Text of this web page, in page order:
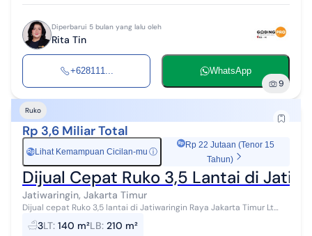
Diperbarui 5 bulan yang lalu oleh
Rita Tin
+628111... WhatsApp
9
Ruko
Rp 3,6 Miliar Total
Rp Lihat Kemampuan Cicilan-mu ⓘ
Rp 22 Jutaan (Tenor 15
Tahun)
Dijual Cepat Ruko 3,5 Lantai di
Jatiwaringin, Jakarta Timur
Dijual cepat Ruko 3,5 lantai di Jatiwaringin Raya Jakarta Timur Lt
140m Lb 210m 12 x 5m ukuran bangunan per lantai 3,5 lantai Km 3
Parkir muat 6 ...
3LT: 140 m²LB: 210 m²